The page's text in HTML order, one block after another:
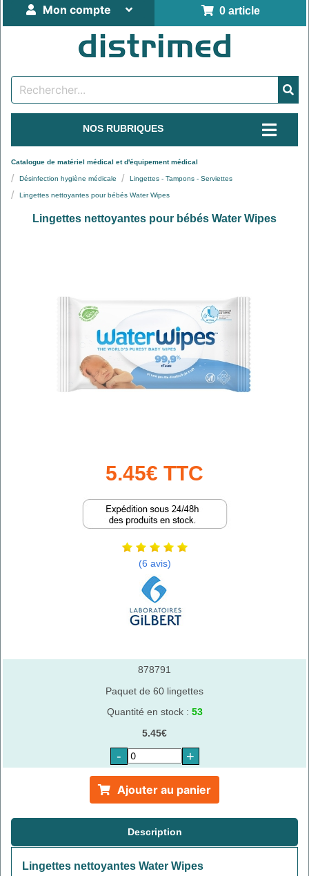
0 article
Mon compte
NOS RUBRIQUES
Catalogue de matériel médical et d'équipement médical
Désinfection hygiène médicale Lingettes - Tampons - Serviettes
Lingettes nettoyantes pour bébés Water Wipes
Lingettes nettoyantes pour bébés Water Wipes
5.45€ TTC
(6 avis)
878791
Paquet de 60 lingettes
Quantité en stock : 53
5.45€
- +
Ajouter au panier
Description
Lingettes nettoyantes Water Wipes